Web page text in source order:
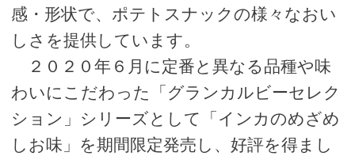
感・形状で、ポテトスナックの様々なおい
しさを提供しています。
２０２０年６月に定番と異なる品種や味
わいにこだわった「グランカルビーセレク
ション」シリーズとして「インカのめざめ
しお味」を期間限定発売し、好評を得まし